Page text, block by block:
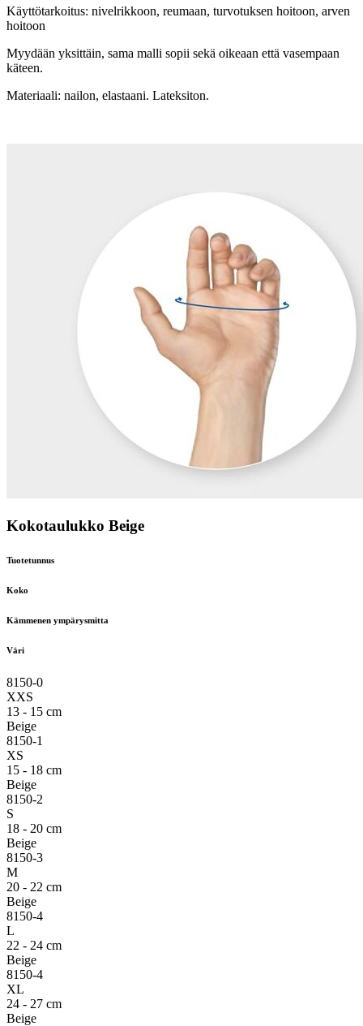
Käyttötarkoitus: nivelrikkoon, reumaan, turvotuksen hoitoon, arven
hoitoon
Myydään yksittäin, sama malli sopii sekä oikeaan että vasempaan
käteen.
Materiaali: nailon, elastaani. Lateksiton.
Kokotaulukko Beige
Tuotetunnus
Koko
Kämmenen ympärysmitta
Väri
8150-0
XXS
13 - 15 cm
Beige
8150-1
XS
15 - 18 cm
Beige
8150-2
S
18 - 20 cm
Beige
8150-3
M
20 - 22 cm
Beige
8150-4
L
22 - 24 cm
Beige
8150-4
XL
24 - 27 cm
Beige